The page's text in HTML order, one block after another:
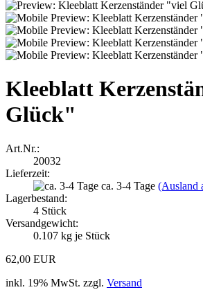
Kleeblatt
Glück"
Art.Nr.:
20032
Lieferzeit:
ca. 3-4 Tage (Ausland
Lagerbestand:
4 Stück
Versandgewicht:
0.107 kg je Stück
62,00 EUR
inkl. 19% MwSt. zzgl. Versand